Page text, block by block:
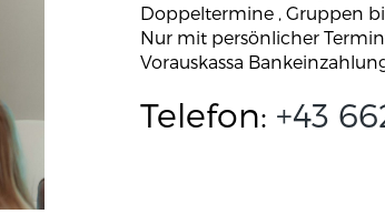
Doppeltermine , Gruppen
Nur mit persönlicher
Vorauskassa
Telefon: +43